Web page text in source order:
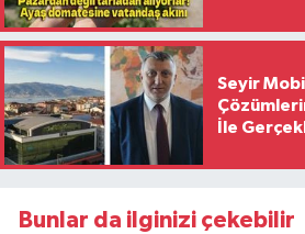
Seyir Mobil
İle
Bunlar da ilginizi çekebilir